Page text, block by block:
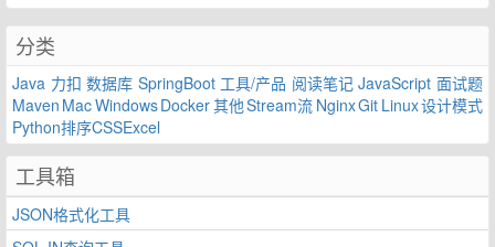
分类
Java 力扣 数据库 SpringBoot 工具/产品 阅读笔记 JavaScript 面试题
Maven MacWindowsDocker其他Stream流 NginxGit Linux设计模式
Python排序CSSExcel
工具箱
JSON格式化工具